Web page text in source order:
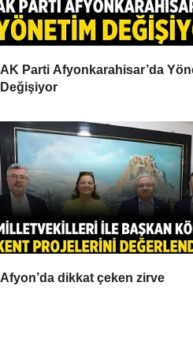
AK Parti Afyonkarahisar’da
Değişiyor
Afyon’da dikkat çeken zirve